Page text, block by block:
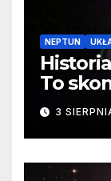
NEPTUN
To
3